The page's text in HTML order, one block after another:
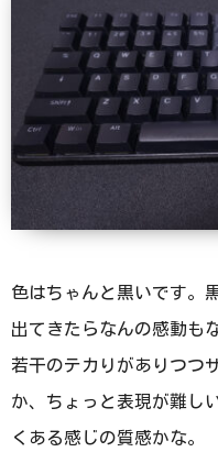
色はちゃんと黒いです。
出てきたらなんの感動も
若干のテカりがありつつ
か、ちょっと表現が難し
くある感じの質感かな。